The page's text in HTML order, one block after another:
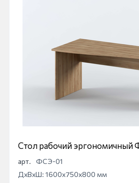
Стол рабочий эргономичный
арт.
ФСЭ-01
ДхВхШ: 1600x750x800 мм